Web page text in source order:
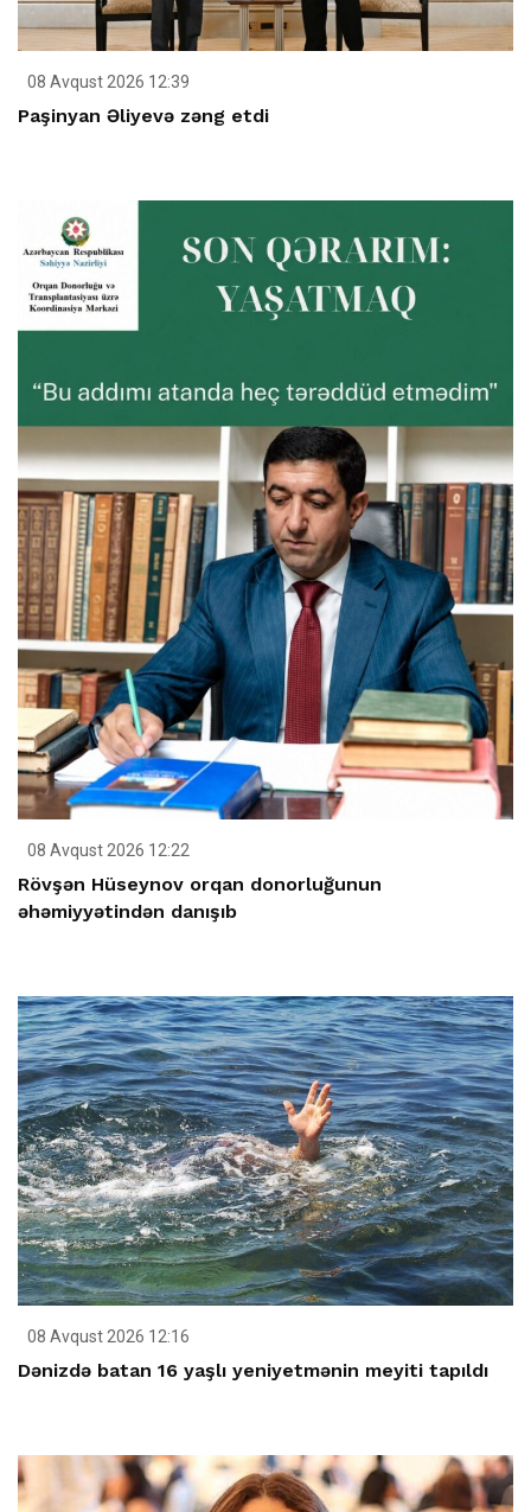
08 Avqust 2026 12:39
Paşinyan Əliyevə zəng etdi
08 Avqust 2026 12:22
Rövşən Hüseynov orqan donorluğunun
əhəmiyyətindən danışıb
08 Avqust 2026 12:16
Dənizdə batan 16 yaşlı yeniyetmənin meyiti tapıldı